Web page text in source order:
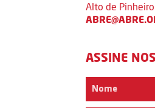
Alto de
ASSINE